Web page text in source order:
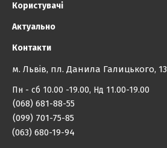
Контакти
м. Львів, пл. Данила Галицького, 13
Пн - сб 10.00 -19.00, Нд 11.00-19.00
(068) 681-88-55
(099) 701-75-85
(063) 680-19-94
Користувачі
Актуально